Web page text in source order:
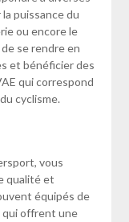
puissance du
ou encore le
se rendre en
et bénéficier des
qui correspond
cyclisme.
vous
qualité et
équipés de
offrent une